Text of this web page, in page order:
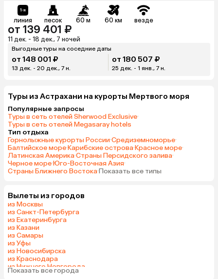
линия песок 60 м 60 км везде
от 139 401 ₽
11 дек. - 18 дек., 7 ночей
Выгодные туры на соседние даты
от 148 001 ₽
13 дек. - 20 дек., 7 н.
от 180 507 ₽
25 дек. - 1 янв., 7 н.
Туры из Астрахани на курорты Мертвого моря
Популярные запросы
Туры в сеть отелей Sherwood Exclusive·
Туры в сеть отелей Megasaray hotels
Тип отдыха
Горнолыжные курорты России·Средиземноморье·
Балтийское море·Карибские острова·Красное море·
Латинская Америка·Страны Персидского залива·
Черное море·Юго-Восточная Азия·
Страны Ближнего Востока·Показать все типы
Вылеты из городов
из Москвы
из Санкт-Петербурга
из Екатеринбурга
из Казани
из Самары
из Уфы
из Новосибирска
из Краснодара
из Нижнего Новгорода
из Перми
Показать все города